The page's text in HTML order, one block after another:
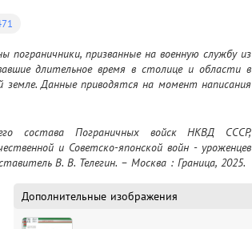
пограничники, призванные на военную службу из
длительное время в столице и области в
земле. Данные приводятся на момент написания
и Советско-японской войн - уроженцев
В. В. Телегин. – Москва : Граница, 2025.
Дополнительные изображения